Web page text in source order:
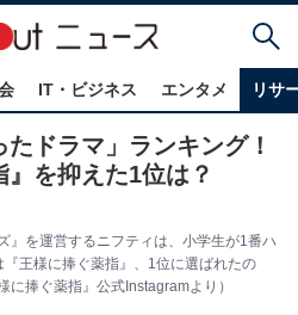
IT・ビジネス エンタメ リサ
たドラマ」ランキング！
を抑えた1位は？
』を運営するニフティは、小学生が1番ハ
王様に捧ぐ薬指』、1位に選ばれたの
捧ぐ薬指』公式Instagramより）